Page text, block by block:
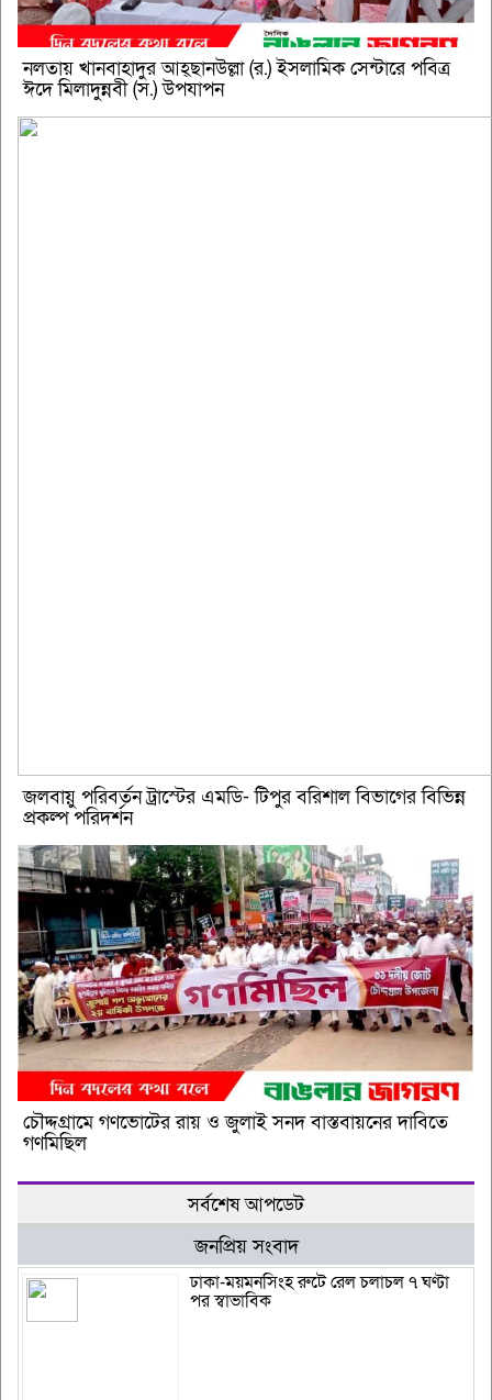
নলতায় খানবাহাদুর আহ্ছানউল্লা (র.) ইসলামিক সেন্টারে পবিত্র
ঈদে মিলাদুন্নবী (স.) উপযাপন
জলবায়ু পরিবর্তন ট্রাস্টের এমডি- টিপুর বরিশাল বিভাগের বিভিন্ন
প্রকল্প পরিদর্শন
চৌদ্দগ্রামে গণভোটের রায় ও জুলাই সনদ বাস্তবায়নের দাবিতে
গণমিছিল
সর্বশেষ আপডেট
জনপ্রিয় সংবাদ
ঢাকা-ময়মনসিংহ রুটে রেল চলাচল ৭ ঘণ্টা
পর স্বাভাবিক